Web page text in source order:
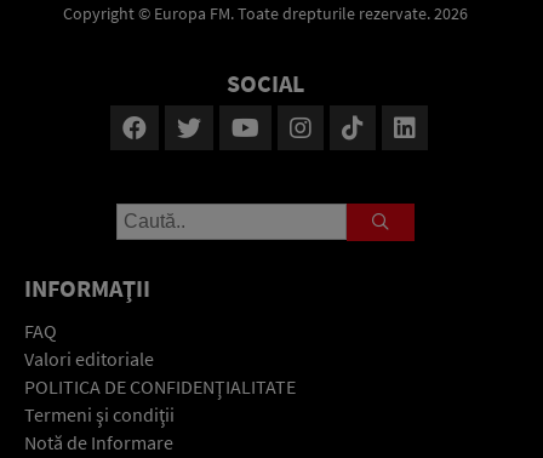
Copyright © Europa FM. Toate drepturile rezervate. 2026
SOCIAL
INFORMAŢII
FAQ
Valori editoriale
POLITICA DE CONFIDENŢIALITATE
Termeni şi condiţii
Notă de Informare